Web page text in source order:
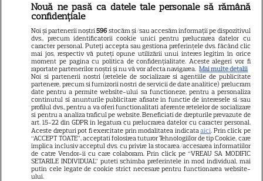
Libertatea
Libertatea pentru femei
GSP
Știri mondene
Avantaje
Elle
Unica
Retete practice
URMĂREȘTE-NE PE
Nouă ne pasă ca datele tale personale să rămână
confidențiale
Noi și partenerii noștri596 stocăm și/sau accesăm informații pe dispozitivul
dvs., precum identificatorii cookie unici pentru prelucrarea datelor cu
caracter personal. Puteți accepta sau gestiona preferințele dvs. făcând clic
mai jos, respectiv vă puteți opune utilizării unui interes legitim în orice
moment pe pagina cu politica de confidențialitate. Aceste alegeri vor fi
raportate partenerilor noștri și nu vă vor afecta navigarea. Mai multe detalii
Noi si partenerii nostri (retelele de socializare si agentiile de publicitate
partenere, precum si furnizorii nostri de servicii de date analitice) prelucram
date pentru a permite website-ului sa functioneze, pentru a personaliza
continutul si anunturile publicitare afisate in functie de interesele si/sau
profilul dvs., pentru a va oferi functionalitati aferente retelelor de socializare
si pentru a analiza traficul pe website. Beneficiati de drepturile prevazute de
art. 15-22 din GDPR in legatura cu prelucrarea datelor cu caracter personal.
Aceste drepturi pot fi exercitate prin modalitatea indicataaici. Prin click pe
“ACCEPT TOATE”, acceptati folosirea tuturor Tehnologiilor de tip Cookie, care
implica inclusiv acceptul dvs. cu privire la stocarea/accesarea informatiilor
de catre Vendor-ii cu care colaboram. Prin click pe “VREAU SA MODIFIC
SETARILE INDIVIDUAL” puteti schimba preferintele in mod individual, mai
putin cele legate de cookie strict necesare pentru functionarea website-
ului.